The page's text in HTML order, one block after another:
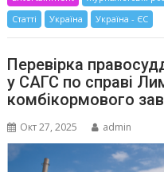
Статті
Україна Україна - ЄС
Перевірка
у САГС по справі
комбікормового
Окт 27, 2025 admin